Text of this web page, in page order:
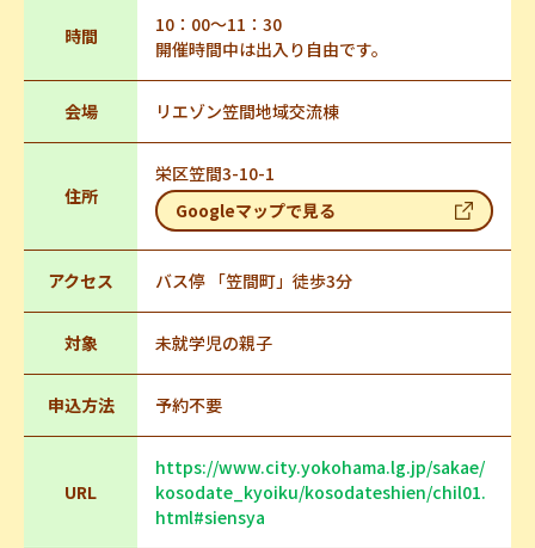
時間
10：00～11：30
開催時間中は出入り自由です。
会場 リエゾン笠間地域交流棟
住所
栄区笠間3-10-1
Googleマップで見る
アクセス バス停 「笠間町」徒歩3分
対象 未就学児の親子
申込方法 予約不要
URL
https://www.city.yokohama.lg.jp/sakae/
kosodate_kyoiku/kosodateshien/chil01.
html#siensya